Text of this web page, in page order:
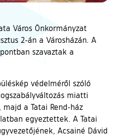
Város Önkormányzat
2-án a Városházán. A
szavaztak a
védelméről szóló
miatti
a Tatai Rend-ház
egyeztettek. A Tatai
Acsainé Dávid